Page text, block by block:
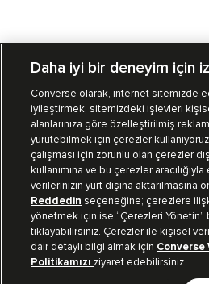
Mağazalarımız
Müşteri İlişkileri
Koleksiyon
Kurumsal
Daha iyi bir deneyim için
Converse olarak, internet sitemizde
iyileştirmek, sitemizdeki işlevleri
alanlarınıza göre özelleştirilmiş
yürütebilmek için çerezler
çalışması için zorunlu olan çerezler
kullanımına ve bu çerezler
verilerinizin yurt dışına aktarılmasına
Reddedin seçeneğine; çerezlere
yönetmek için ise “Çerezleri Yönetin”
tıklayabilirsiniz. Çerezler ile kişisel
dair detaylı bilgi almak için Converse
Politikamızı ziyaret edebilirsiniz.